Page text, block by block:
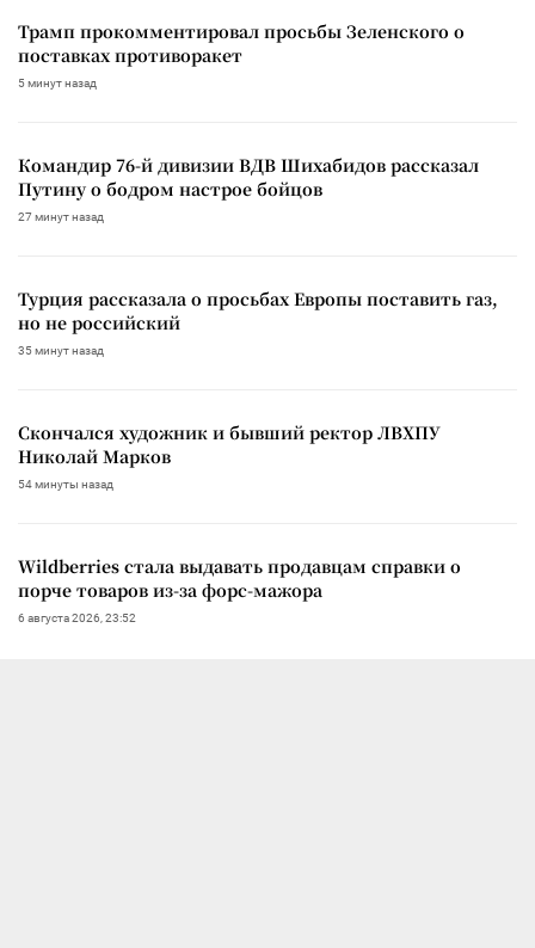
Трамп прокомментировал просьбы Зеленского о
поставках противоракет
5 минут назад
Командир 76-й дивизии ВДВ Шихабидов рассказал
Путину о бодром настрое бойцов
27 минут назад
Турция рассказала о просьбах Европы поставить газ,
но не российский
35 минут назад
Скончался художник и бывший ректор ЛВХПУ
Николай Марков
54 минуты назад
Wildberries стала выдавать продавцам справки о
порче товаров из-за форс-мажора
6 августа 2026, 23:52